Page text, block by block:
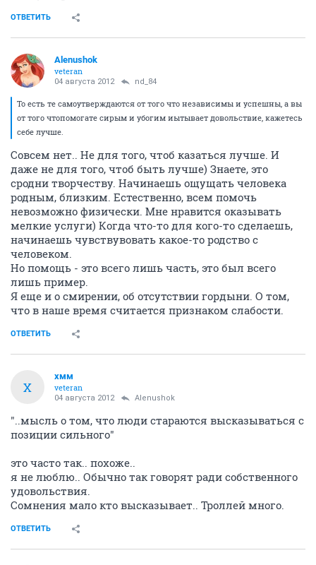
ОТВЕТИТЬ
Alenushok
veteran
04 августа 2012 nd_84
То есть те самоутверждаются от того что независимы и успешны, а вы
от того чтопомогате сирым и убогим иытывает довольствие, кажетесь
себе лучше.
Совсем нет.. Не для того, чтоб казаться лучше. И
даже не для того, чтоб быть лучше) Знаете, это
сродни творчеству. Начинаешь ощущать человека
родным, близким. Естественно, всем помочь
невозможно физически. Мне нравится оказывать
мелкие услуги) Когда что-то для кого-то сделаешь,
начинаешь чувствувовать какое-то родство с
человеком.
Но помощь - это всего лишь часть, это был всего
лишь пример.
Я еще и о смирении, об отсутствии гордыни. О том,
что в наше время считается признаком слабости.
ОТВЕТИТЬ
Х
хмм
veteran
04 августа 2012 Alenushok
"..мысль о том, что люди стараются высказываться с
позиции сильного"
это часто так.. похоже..
я не люблю.. Обычно так говорят ради собственного
удовольствия.
Сомнения мало кто высказывает.. Троллей много.
ОТВЕТИТЬ